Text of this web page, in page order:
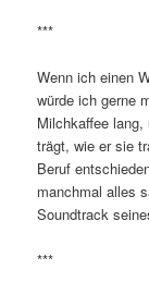
***
Wenn ich einen
würde ich gerne
Milchkaffee
trägt, wie er sie
Beruf
manchmal alles
Soundtrack
***